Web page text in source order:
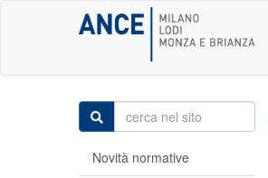
Novità normative